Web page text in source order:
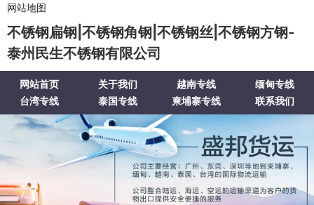
网站地图
不锈钢扁钢|不锈钢角钢|不锈钢丝|不锈钢方钢-
泰州民生不锈钢有限公司
网站首页 关于我们 越南专线
缅甸专线
台湾专线
泰国专线 柬埔寨专线 联系我们